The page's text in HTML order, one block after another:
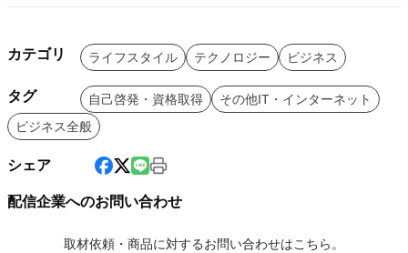
カテゴリ ライフスタイル テクノロジー ビジネス
タグ 自己啓発・資格取得
その他IT・インターネット
ビジネス全般
シェア
配信企業へのお問い合わせ
取材依頼・商品に対するお問い合わせはこちら。